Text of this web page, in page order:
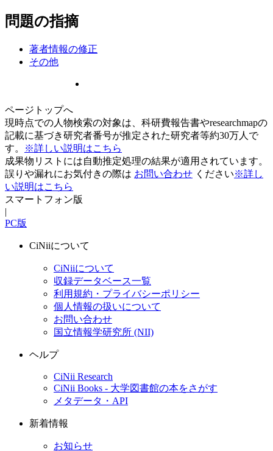
問題の指摘
著者情報の修正
その他
ページトップへ
現時点での人物検索の対象は、科研費報告書やresearchmapの
記載に基づき研究者番号が推定された研究者等約30万人で
す。
※詳しい説明はこちら
成果物リストには自動推定処理の結果が適用されています。
誤りや漏れにお気付きの際は お問い合わせ ください※詳し
い説明はこちら
スマートフォン版
|
PC版
CiNiiについて
CiNiiについて
収録データベース一覧
利用規約・プライバシーポリシー
個人情報の扱いについて
お問い合わせ
国立情報学研究所 (NII)
ヘルプ
CiNii Research
CiNii Books - 大学図書館の本をさがす
メタデータ・API
新着情報
お知らせ